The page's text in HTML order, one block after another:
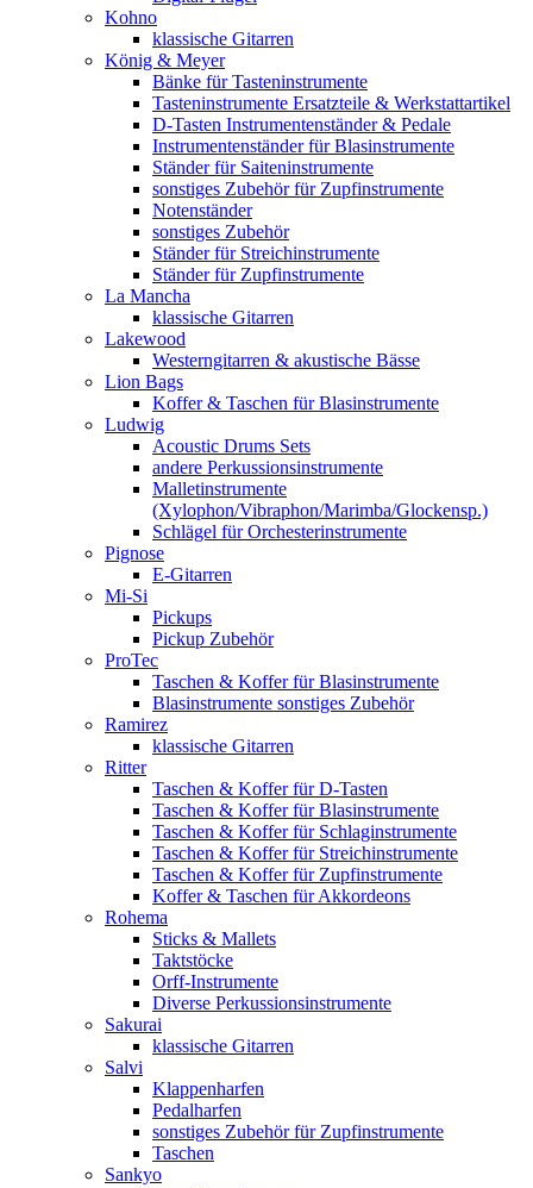
Kohno
klassische Gitarren
König & Meyer
Bänke für Tasteninstrumente
Tasteninstrumente Ersatzteile & Werkstattartikel
D-Tasten Instrumentenständer & Pedale
Instrumentenständer für Blasinstrumente
Ständer für Saiteninstrumente
sonstiges Zubehör für Zupfinstrumente
Notenständer
sonstiges Zubehör
Ständer für Streichinstrumente
Ständer für Zupfinstrumente
La Mancha
klassische Gitarren
Lakewood
Westerngitarren & akustische Bässe
Lion Bags
Koffer & Taschen für Blasinstrumente
Ludwig
Acoustic Drums Sets
andere Perkussionsinstrumente
Malletinstrumente
(Xylophon/Vibraphon/Marimba/Glockensp.)
Schlägel für Orchesterinstrumente
Pignose
E-Gitarren
Mi-Si
Pickups
Pickup Zubehör
ProTec
Taschen & Koffer für Blasinstrumente
Blasinstrumente sonstiges Zubehör
Ramirez
klassische Gitarren
Ritter
Taschen & Koffer für D-Tasten
Taschen & Koffer für Blasinstrumente
Taschen & Koffer für Schlaginstrumente
Taschen & Koffer für Streichinstrumente
Taschen & Koffer für Zupfinstrumente
Koffer & Taschen für Akkordeons
Rohema
Sticks & Mallets
Taktstöcke
Orff-Instrumente
Diverse Perkussionsinstrumente
Sakurai
klassische Gitarren
Salvi
Klappenharfen
Pedalharfen
sonstiges Zubehör für Zupfinstrumente
Taschen
Sankyo